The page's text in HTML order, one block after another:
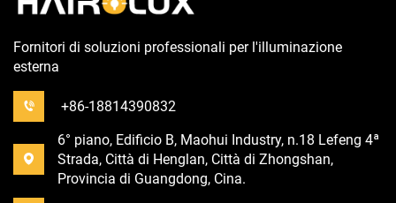
Fornitori di soluzioni professionali per l'illuminazione
esterna
+86-18814390832
6° piano, Edificio B, Maohui Industry, n.18 Lefeng 4ª
Strada, Città di Henglan, Città di Zhongshan,
Provincia di Guangdong, Cina.